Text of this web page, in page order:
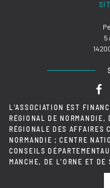
5
L'ASSOCIATION EST
RÉGIONAL DE
RÉGIONALE DES AFFAIRES
NORMANDIE ; CENTRE
CONSEILS
MANCHE, DE L'ORNE ET DE